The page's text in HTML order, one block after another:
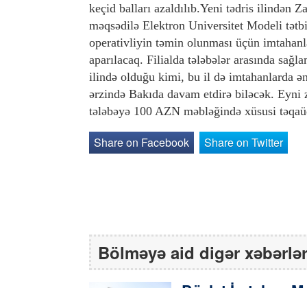
keçid balları azaldılıb.Yeni tədris ilindən
məqsədilə Elektron Universitet Modeli
operativliyin təmin olunması üçün
aparılacaq. Filialda tələbələr arasında
ilində olduğu kimi, bu il də imtahanlarda
ərzində Bakıda davam etdirə biləcək. Eyni
tələbəyə 100 AZN məbləğində xüsusi
Share on Facebook Share on Twitter
Bölməyə aid digər xəbərlər